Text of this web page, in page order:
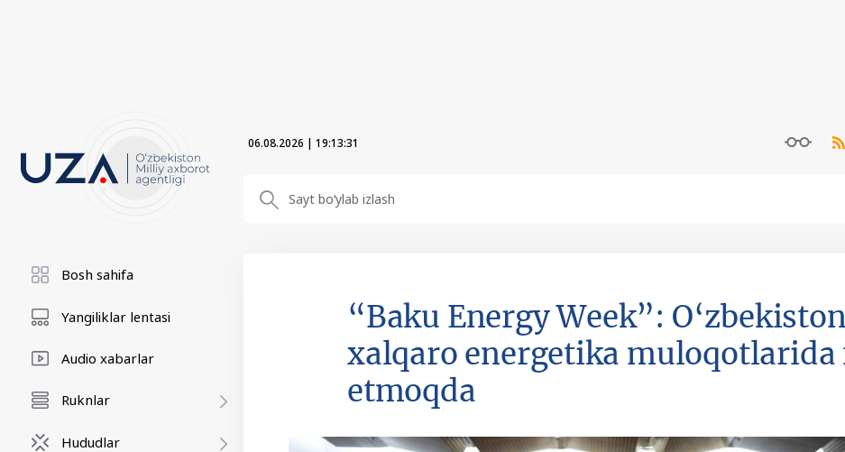
06.08.2026 | 19:13:32
Bosh sahifa
Yangiliklar lentasi
Audio xabarlar
Ruknlar
Hududlar
“Baku Energy Week”:
xalqaro energetika
etmoqda